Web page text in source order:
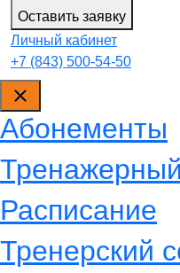
Оставить заявку
Личный кабинет
+7 (843) 500-54-50
Абонементы
Расписание
Тренерский